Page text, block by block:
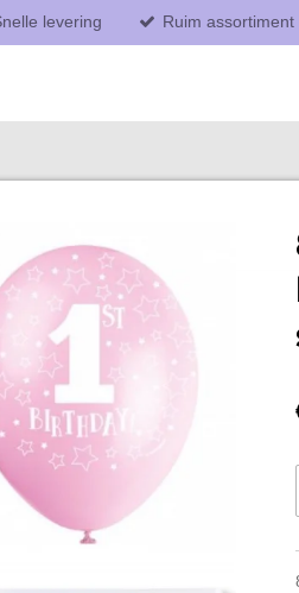
levering Ruim assortiment